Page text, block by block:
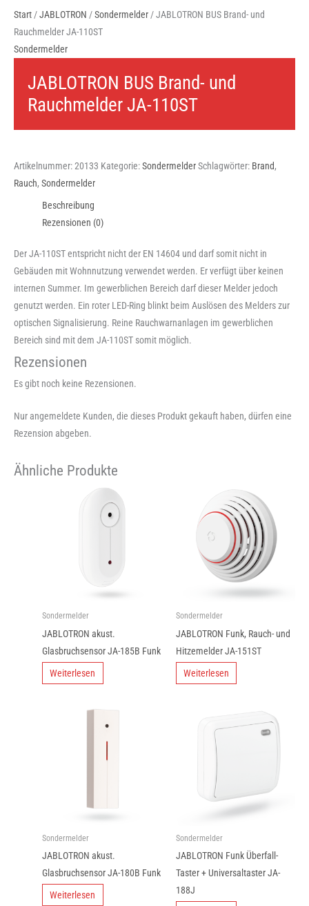
Start /JABLOTRON /Sondermelder / JABLOTRON BUS Brand- und
Rauchmelder JA-110ST
Sondermelder
JABLOTRON BUS Brand- und
Rauchmelder JA-110ST
Artikelnummer:20133 Kategorie:SondermelderSchlagwörter: Brand,
Rauch, Sondermelder
Beschreibung
Rezensionen (0)
Der JA-110ST entspricht nicht der EN 14604 und darf somit nicht in
Gebäuden mit Wohnnutzung verwendet werden. Er verfügt über keinen
internen Summer. Im gewerblichen Bereich darf dieser Melder jedoch
genutzt werden. Ein roter LED-Ring blinkt beim Auslösen des Melders zur
optischen Signalisierung. Reine Rauchwarnanlagen im gewerblichen
Bereich sind mit dem JA-110ST somit möglich.
Rezensionen
Es gibt noch keine Rezensionen.
Nur angemeldete Kunden, die dieses Produkt gekauft haben, dürfen eine
Rezension abgeben.
Ähnliche Produkte
Sondermelder
JABLOTRON akust.
Glasbruchsensor JA-185B Funk
Weiterlesen
Sondermelder
JABLOTRON Funk, Rauch- und
Hitzemelder JA-151ST
Weiterlesen
Sondermelder
JABLOTRON akust.
Glasbruchsensor JA-180B Funk
Weiterlesen
Sondermelder
JABLOTRON Funk Überfall-
Taster + Universaltaster JA-
188J